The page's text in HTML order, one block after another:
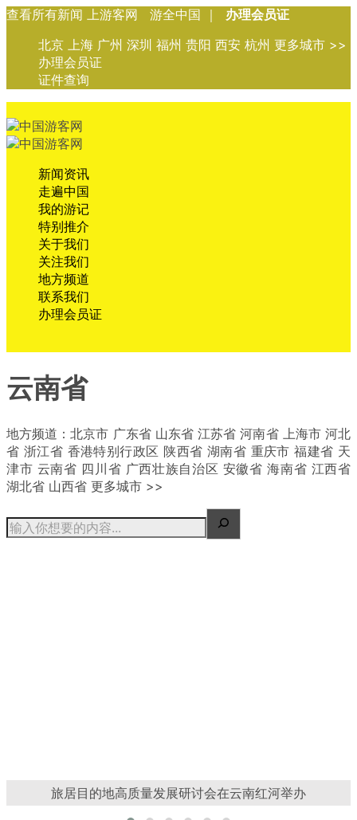
查看所有新闻 上游客网 游全中国 ｜
办理会员证
北京 上海 广州 深圳 福州 贵阳 西安 杭州 更多城市 >>
办理会员证
证件查询
新闻资讯
走遍中国
我的游记
特别推介
关于我们
关注我们
地方频道
联系我们
办理会员证
云南省
地方频道：北京市 广东省 山东省 江苏省 河南省 上海市 河北
省 浙江省 香港特别行政区 陕西省 湖南省 重庆市 福建省 天
津市 云南省 四川省 广西壮族自治区 安徽省 海南省 江西省
湖北省 山西省 更多城市 >>
旅居目的地高质量发展研讨会在云南红河举办